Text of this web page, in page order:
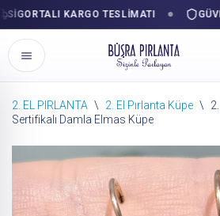
KARGO TESLIMATI
İçeriğe
2. EL PIRLANTA \ 2. El Pırlanta Küpe \
Sertifikalı Damla Elmas Küpe